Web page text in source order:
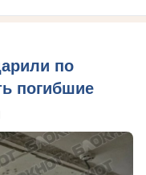
по
погибшие